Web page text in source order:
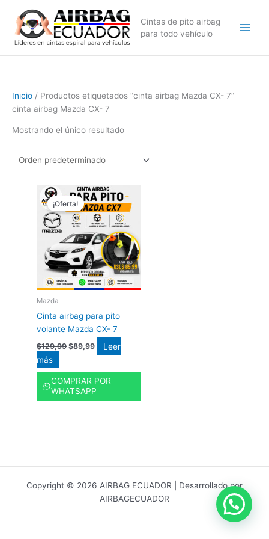
contenido
Cintas de pito airbag
para todo vehículo
Inicio / Productos etiquetados “cinta airbag Mazda CX- 7”
cinta airbag Mazda CX- 7
Mostrando el único resultado
¡Oferta!
Mazda
Cinta airbag para pito
volante Mazda CX- 7
$129,99
precio
original
era:
$129,99.
$89,99
El
precio
actual
es:
$89,99.
Leer
más
COMPRAR POR
WHATSAPP
Copyright © 2026 AIRBAG ECUADOR | Desarrollado por
AIRBAGECUADOR